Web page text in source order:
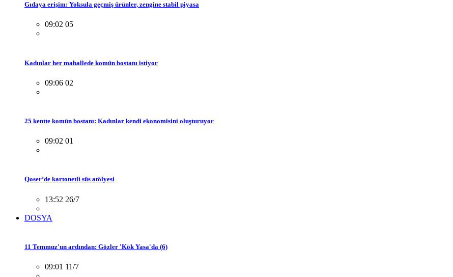
Gıdaya erişim: Yoksula geçmiş ürünler, zengine stabil piyasa
09:02 05
Kadınlar her mahallede komün bostanı istiyor
09:06 02
25 kentte komün bostanı: Kadınlar kendi ekonomisini oluşturuyor
09:02 01
Qoser’de kartonetli süs atölyesi
13:52 26/7
DOSYA
11 Temmuz'un ardından: Gözler 'Kök Yasa'da (6)
09:01 11/7